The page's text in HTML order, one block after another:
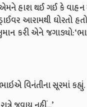
હાશ થઈ ગઈ કે
આરામથી ઘોરતો
કરી એને જગાડ્યો:‘
વિનંતીના સૂરમાં કહ્યું.